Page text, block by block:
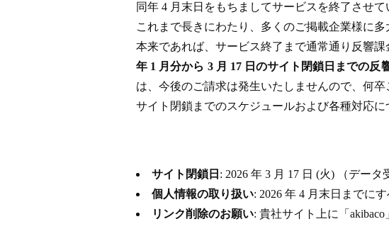
同年 4 月末日をもちましてサービスを終了させて
これまで長きにわたり、多くのご掲載企業様に
本来であれば、サービス終了まで通常通り反響
年 1 月分から 3 月 17 日のサイト閉鎖日までの
は、今後のご請求は発生いたしませんので、何卒
サイト閉鎖までのスケジュールおよび各種対応
サイト閉鎖日 : 2026 年 3 月 17 日 (火) （データ
個人情報の取り扱い: 2026 年 4 月末日までに
リンク削除のお願い: 貴社サイト上に「